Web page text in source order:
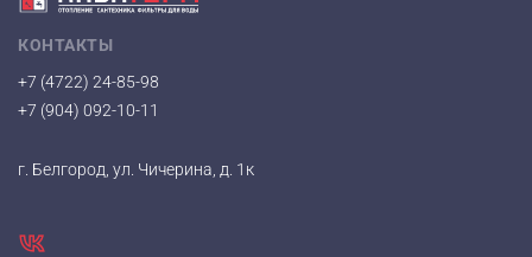
КОНТАКТЫ
+7 (4722) 24-85-98
+7 (904) 092-10-11
г. Белгород, ул. Чичерина, д. 1к